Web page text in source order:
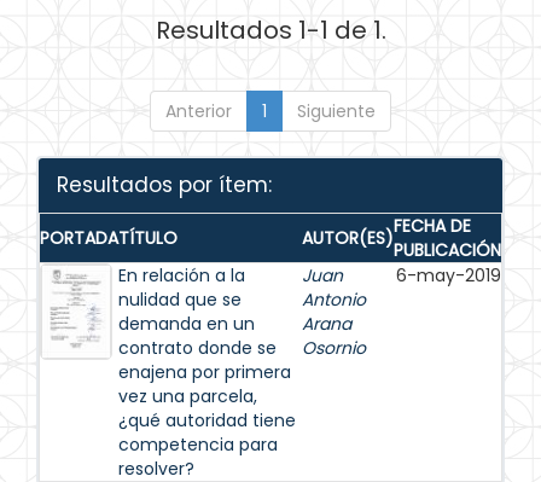
Resultados 1-1 de 1.
Anterior 1 Siguiente
Resultados por ítem:
PORTADATÍTULO AUTOR(ES)FECHA DE
PUBLICACIÓN
En relación a la
nulidad que se
demanda en un
contrato donde se
enajena por primera
vez una parcela,
¿qué autoridad tiene
competencia para
resolver?
Juan
Antonio
Arana
Osornio
6-may-2019